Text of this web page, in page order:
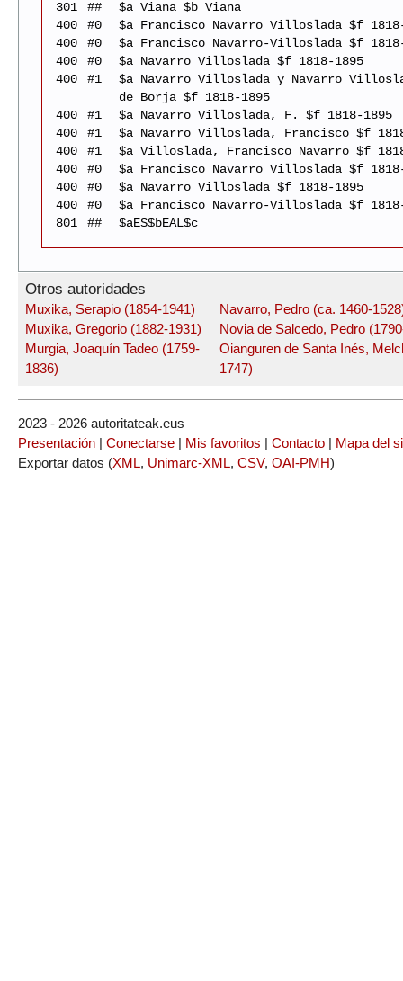
301
##
$a Viana $b Viana
400
#0
$a Francisco Navarro Villoslada $f
400
#0
$a Francisco Navarro-Villoslada $f
400
#0
$a Navarro Villoslada $f 1818-1895
400
#1
$a Navarro Villoslada y Navarro
de Borja $f 1818-1895
400
#1
$a Navarro Villoslada, F. $f 1818-1895
400
#1
$a Navarro Villoslada, Francisco $f
400
#1
$a Villoslada, Francisco Navarro $f
400
#0
$a Francisco Navarro Villoslada $f
400
#0
$a Navarro Villoslada $f 1818-1895
400
#0
$a Francisco Navarro-Villoslada $f
801
## $aES$bEAL$c
Otros autoridades
Muxika, Serapio (1854-1941)
Muxika, Gregorio (1882-1931)
Murgia, Joaquín Tadeo (1759-
1836)
Navarro, Pedro (ca. 1460-
Novia de Salcedo, Pedro
Oianguren de Santa Inés,
1747)
2023 - 2026 autoritateak.eus
Presentación | Conectarse | Mis favoritos | Contacto | Mapa del
Exportar datos (XML, Unimarc-XML, CSV, OAI-PMH)